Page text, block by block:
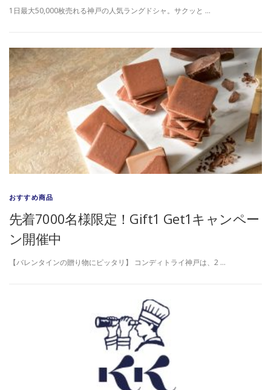
1日最大50,000枚売れる神戸の人気ラングドシャ。サクッと …
おすすめ商品
先着7000名様限定！Gift1 Get1キャンペー
ン開催中
【バレンタインの贈り物にピッタリ】 コンディトライ神戸は、2 …